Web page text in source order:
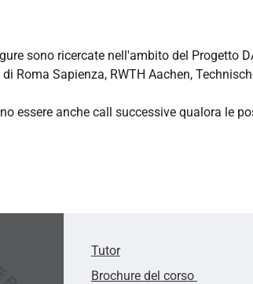
sono ricercate nell'ambito del Progetto
Roma Sapienza, RWTH Aachen,
essere anche call successive qualora le
Tutor
Brochure del corso